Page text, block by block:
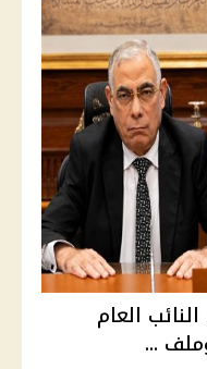
تناشد النائب العام
...